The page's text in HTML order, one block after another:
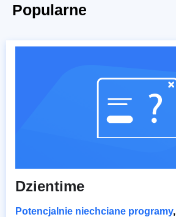
Popularne
Dzientime
Potencjalnie niechciane programy,